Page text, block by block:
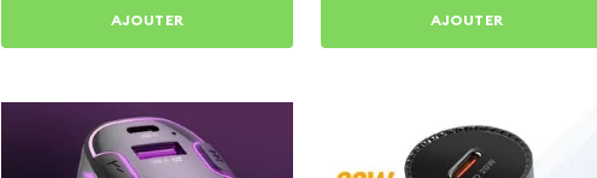
AJOUTER AJOUTER